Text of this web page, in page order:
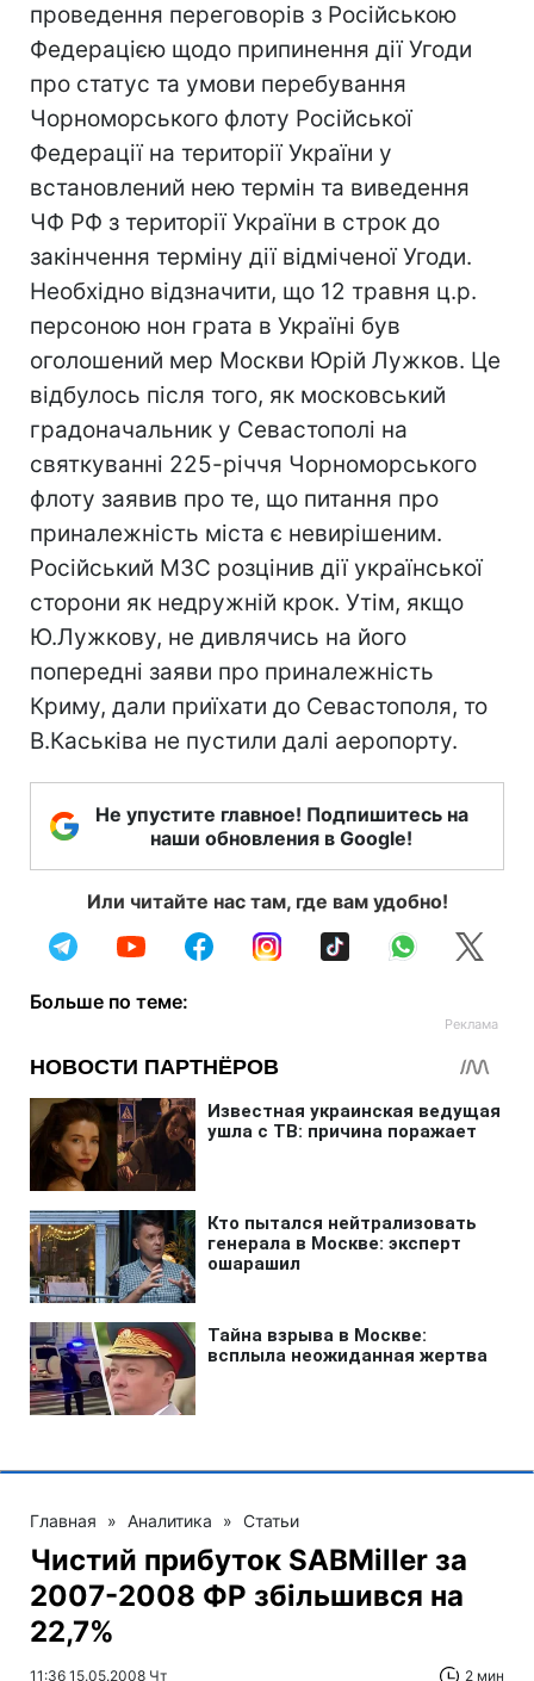
проведення переговорів з Російською
Федерацією щодо припинення дії Угоди
про статус та умови перебування
Чорноморського флоту Російської
Федерації на території України у
встановлений нею термін та виведення
ЧФ РФ з території України в строк до
закінчення терміну дії відміченої Угоди.
Необхідно відзначити, що 12 травня ц.р.
персоною нон грата в Україні був
оголошений мер Москви Юрій Лужков. Це
відбулось після того, як московський
градоначальник у Севастополі на
святкуванні 225-річчя Чорноморського
флоту заявив про те, що питання про
приналежність міста є невирішеним.
Російський МЗС розцінив дії української
сторони як недружній крок. Утім, якщо
Ю.Лужкову, не дивлячись на його
попередні заяви про приналежність
Криму, дали приїхати до Севастополя, то
В.Каськіва не пустили далі аеропорту.
Не упустите главное! Подпишитесь на
наши обновления в Google!
Или читайте нас там, где вам удобно!
Больше по теме:
Главная » Аналитика » Статьи
Чистий прибуток SABMiller за
2007-2008 ФР збільшився на
22,7%
11:36 15.05.2008 Чт 2 мин